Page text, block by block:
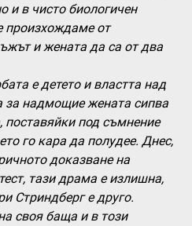
и в чисто биологичен
произхождаме от
и жената да са от два
е детето и властта над
за надмощие жената сипва
под съмнение
го кара да полудее. Днес,
доказване на
тази драма е излишна,
Стриндберг е друго.
своя баща и в този